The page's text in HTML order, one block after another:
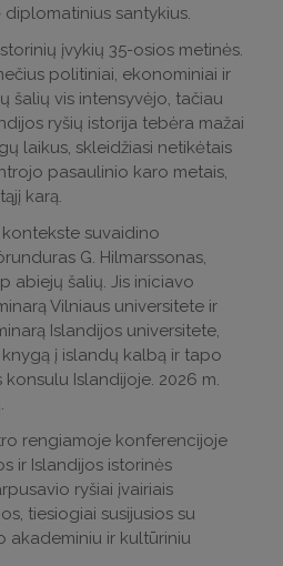
santykius.
įvykių 35-osios metinės.
politiniai, ekonominiai ir
šalių vis intensyvėjo, tačiau
ryšių istorija tebėra mažai
laikus, skleidžiasi netikėtais
pasaulinio karo metais,
karą.
suvaidino
G. Hilmarssonas,
abiejų šalių. Jis iniciavo
Vilniaus universitete ir
Islandijos universitete,
į islandų kalbą ir tapo
Islandijoje. 2026 m.
rengiamoje konferencijoje
ir Islandijos istorinės
ryšiai įvairiais
tiesiogiai susijusios su
akademiniu ir kultūriniu